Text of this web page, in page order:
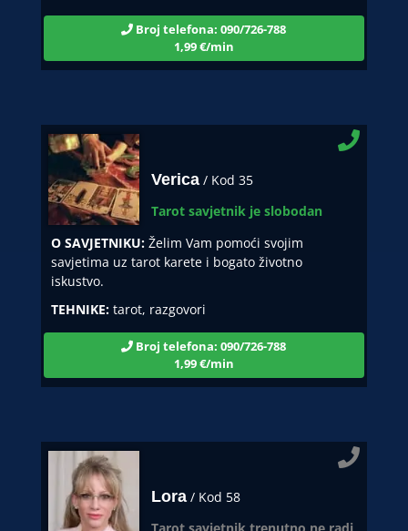
Broj telefona: 090/726-788
1,99 €/min
Verica / Kod 35
Tarot savjetnik je slobodan
O SAVJETNIKU:Želim Vam pomoći svojim
savjetima uz tarot karete i bogato životno
iskustvo.
TEHNIKE:tarot, razgovori
Broj telefona: 090/726-788
1,99 €/min
Lora / Kod 58